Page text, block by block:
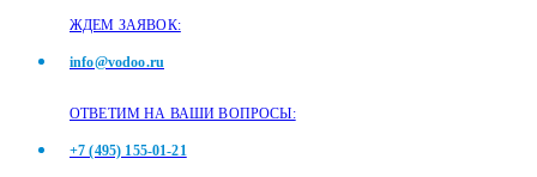
ЖДЕМ ЗАЯВОК:
info@vodoo.ru
ОТВЕТИМ НА ВАШИ ВОПРОСЫ:
+7 (495) 155-01-21